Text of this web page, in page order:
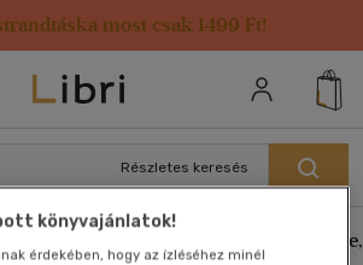
most csak 1499 Ft!
Kártya adatai
Részletes keresés
könyvajánlatok!
érdekében, hogy az ízléséhez minél